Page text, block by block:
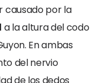
causado por la
a la altura del codo
En ambas
del nervio